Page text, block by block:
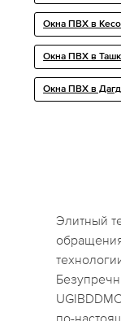
Окна ПВХ в
Окна ПВХ в
Окна ПВХ в
Элитный